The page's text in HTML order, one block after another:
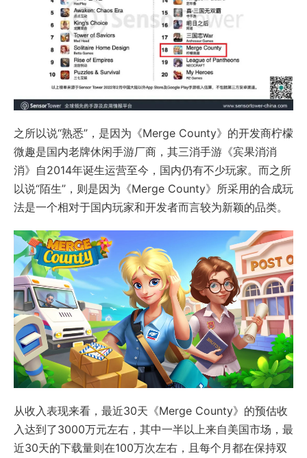
之所以说“熟悉”，是因为《Merge County》的开发商柠檬
微趣是国内老牌休闲手游厂商，其三消手游《宾果消消
消》自2014年诞生运营至今，国内仍有不少玩家。而之所
以说“陌生”，则是因为《Merge County》所采用的合成玩
法是一个相对于国内玩家和开发者而言较为新颖的品类。
从收入表现来看，最近30天《Merge County》的预估收
入达到了3000万元左右，其中一半以上来自美国市场，最
近30天的下载量则在100万次左右，且每个月都在保持双